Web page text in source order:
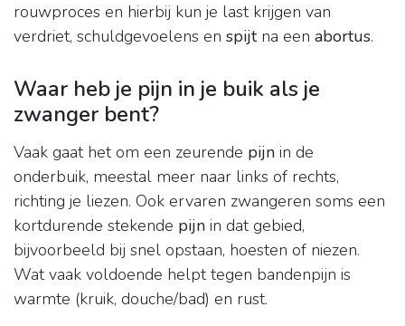
rouwproces en hierbij kun je last krijgen van
verdriet, schuldgevoelens en spijtna een abortus.
Waar heb je pijn in je buik als je
zwanger bent?
Vaak gaat het om een zeurende pijn in de
onderbuik, meestal meer naar links of rechts,
richting je liezen. Ook ervaren zwangeren soms een
kortdurende stekende pijn in dat gebied,
bijvoorbeeld bij snel opstaan, hoesten of niezen.
Wat vaak voldoende helpt tegen bandenpijn is
warmte (kruik, douche/bad) en rust.